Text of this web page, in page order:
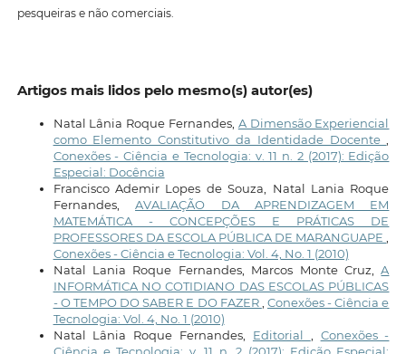
pesqueiras e não comerciais.
Artigos mais lidos pelo mesmo(s) autor(es)
Natal Lânia Roque Fernandes, A Dimensão Experiencial
como Elemento Constitutivo da Identidade Docente,
Conexões - Ciência e Tecnologia: v. 11 n. 2 (2017): Edição
Especial: Docência
Francisco Ademir Lopes de Souza, Natal Lania Roque
Fernandes,AVALIAÇÃO DA APRENDIZAGEM EM
MATEMÁTICA - CONCEPÇÕES E PRÁTICAS DE
PROFESSORES DA ESCOLA PÚBLICA DE MARANGUAPE,
Conexões - Ciência e Tecnologia: Vol. 4, No. 1 (2010)
Natal Lania Roque Fernandes, Marcos Monte Cruz,A
INFORMÁTICA NO COTIDIANO DAS ESCOLAS PÚBLICAS
- O TEMPO DO SABER E DO FAZER, Conexões - Ciência e
Tecnologia: Vol. 4, No. 1 (2010)
Natal Lânia Roque Fernandes, Editorial , Conexões -